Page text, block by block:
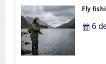
Fly
6